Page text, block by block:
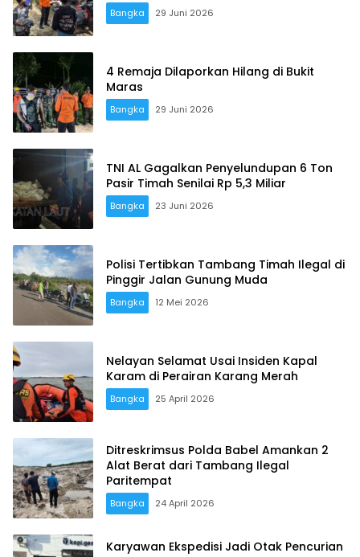
Bangka 29 Juni 2026
4 Remaja Dilaporkan Hilang di Bukit
Maras
Bangka 29 Juni 2026
TNI AL Gagalkan Penyelundupan 6 Ton
Pasir Timah Senilai Rp 5,3 Miliar
Bangka 23 Juni 2026
Polisi Tertibkan Tambang Timah Ilegal di
Pinggir Jalan Gunung Muda
Bangka 12 Mei 2026
Nelayan Selamat Usai Insiden Kapal
Karam di Perairan Karang Merah
Bangka 25 April 2026
Ditreskrimsus Polda Babel Amankan 2
Alat Berat dari Tambang Ilegal
Paritempat
Bangka 24 April 2026
Karyawan Ekspedisi Jadi Otak Pencurian